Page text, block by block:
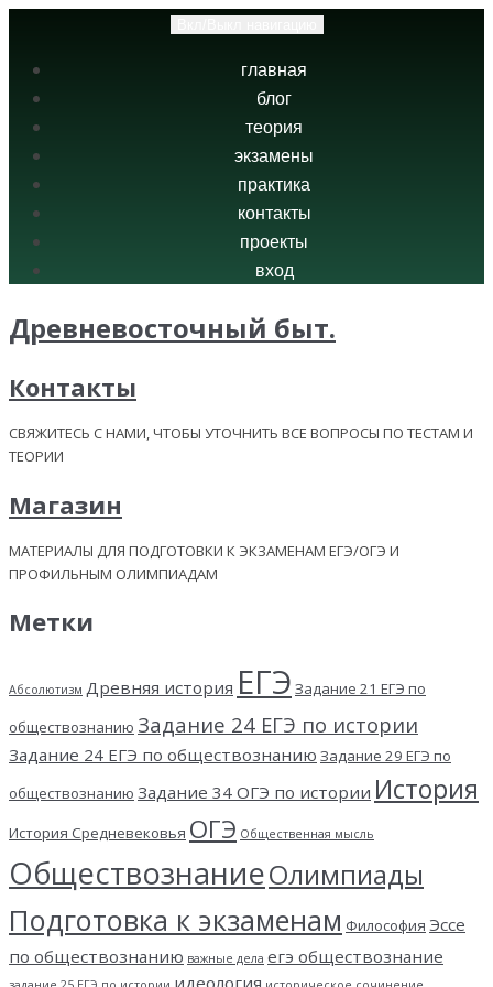
главная
блог
теория
экзамены
практика
контакты
проекты
вход
Древневосточный быт.
Контакты
СВЯЖИТЕСЬ С НАМИ, ЧТОБЫ УТОЧНИТЬ ВСЕ ВОПРОСЫ ПО ТЕСТАМ И
ТЕОРИИ
Магазин
МАТЕРИАЛЫ ДЛЯ ПОДГОТОВКИ К ЭКЗАМЕНАМ ЕГЭ/ОГЭ И
ПРОФИЛЬНЫМ ОЛИМПИАДАМ
Метки
Абсолютизм Древняя история ЕГЭ Задание 21 ЕГЭ по
обществознанию Задание 24 ЕГЭ по истории
Задание 24 ЕГЭ по обществознанию Задание 29 ЕГЭ по
обществознанию Задание 34 ОГЭ по истории История
История Средневековья ОГЭ Общественная мысль
ОбществознаниеОлимпиады
Подготовка к экзаменам Философия Эссе
по обществознанию важные дела егэ обществознание